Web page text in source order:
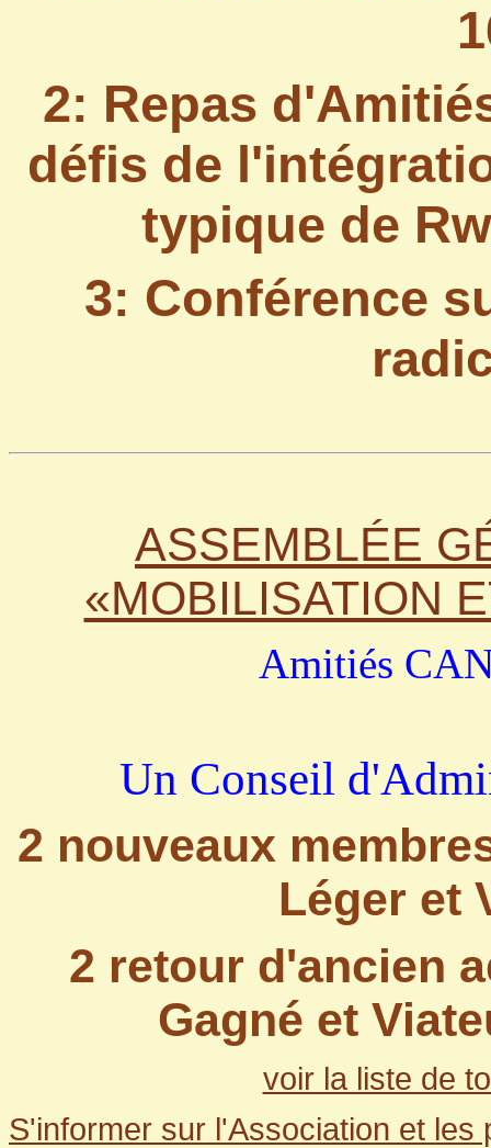
2: Repas
défis de
typique de
3: Conférence
ASSEMBLÉE
«MOBILISATION
Amitiés
Un Conseil
2 nouveaux
Léger et
2 retour d'ancien
Gagné et
voir la liste de
S'informer sur l'Association et les